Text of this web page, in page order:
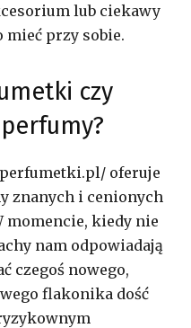
lub ciekawy
mieć przy sobie.
czy
oferuje
znanych i cenionych
momencie, kiedy nie
nam odpowiadają
czegoś nowego,
flakonika dość